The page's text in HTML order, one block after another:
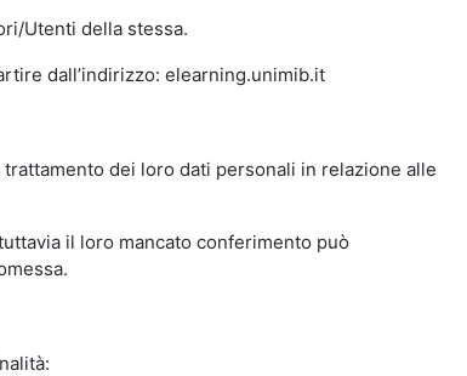
Utenti della stessa.
dall’indirizzo: elearning.unimib.it
dei loro dati personali in relazione alle
il loro mancato conferimento può